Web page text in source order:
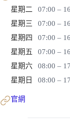
星期二
07:00 –
星期三
07:00 –
星期四
07:00 –
星期五
07:00 –
星期六
08:00 –
星期日
08:00 –
官網